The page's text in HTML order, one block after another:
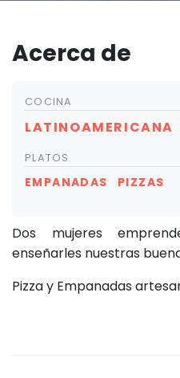
Acerca de
COCINA
LATINOAMERICANA
PLATOS
EMPANADAS PIZZAS
Dos mujeres
enseñarles nuestras
Pizza y Empanadas